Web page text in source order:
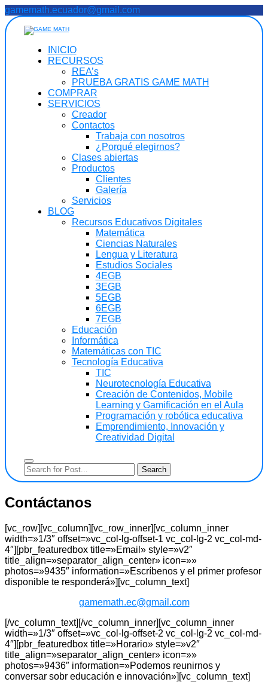
Saltar
al
contenido
gamemath.ecuador@gmail.com
INICIO
RECURSOS
REA’s
PRUEBA GRATIS GAME MATH
COMPRAR
SERVICIOS
Creador
Contactos
Trabaja con nosotros
¿Porqué elegirnos?
Clases abiertas
Productos
Clientes
Galería
Servicios
BLOG
Recursos Educativos Digitales
Matemática
Ciencias Naturales
Lengua y Literatura
Estudios Sociales
4EGB
3EGB
5EGB
6EGB
7EGB
Educación
Informática
Matemáticas con TIC
Tecnología Educativa
TIC
Neurotecnología Educativa
Creación de Contenidos, Mobile
Learning y Gamificación en el Aula
Programación y robótica educativa
Emprendimiento, Innovación y
Creatividad Digital
Contáctanos
[vc_row][vc_column][vc_row_inner][vc_column_inner
width=»1/3″ offset=»vc_col-lg-offset-1 vc_col-lg-2 vc_col-md-
4″][pbr_featuredbox title=»Email» style=»v2″
title_align=»separator_align_center» icon=»»
photos=»9435″ information=»Escríbenos y el primer profesor
disponible te responderá»][vc_column_text]
gamemath.ec@gmail.com
[/vc_column_text][/vc_column_inner][vc_column_inner
width=»1/3″ offset=»vc_col-lg-offset-2 vc_col-lg-2 vc_col-md-
4″][pbr_featuredbox title=»Horario» style=»v2″
title_align=»separator_align_center» icon=»»
photos=»9436″ information=»Podemos reunirnos y
conversar sobr educación e innovación»][vc_column_text]